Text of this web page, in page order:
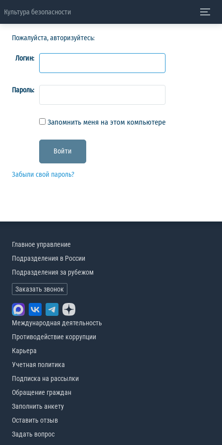
Культура безопасности
Пожалуйста, авторизуйтесь:
Логин:
Пароль:
Запомнить меня на этом компьютере
Забыли свой пароль?
Главное управление
Подразделения в России
Подразделения за рубежом
Заказать звонок
Международная деятельность
Противодействие коррупции
Карьера
Учетная политика
Подписка на рассылки
Обращение граждан
Заполнить анкету
Оставить отзыв
Задать вопрос